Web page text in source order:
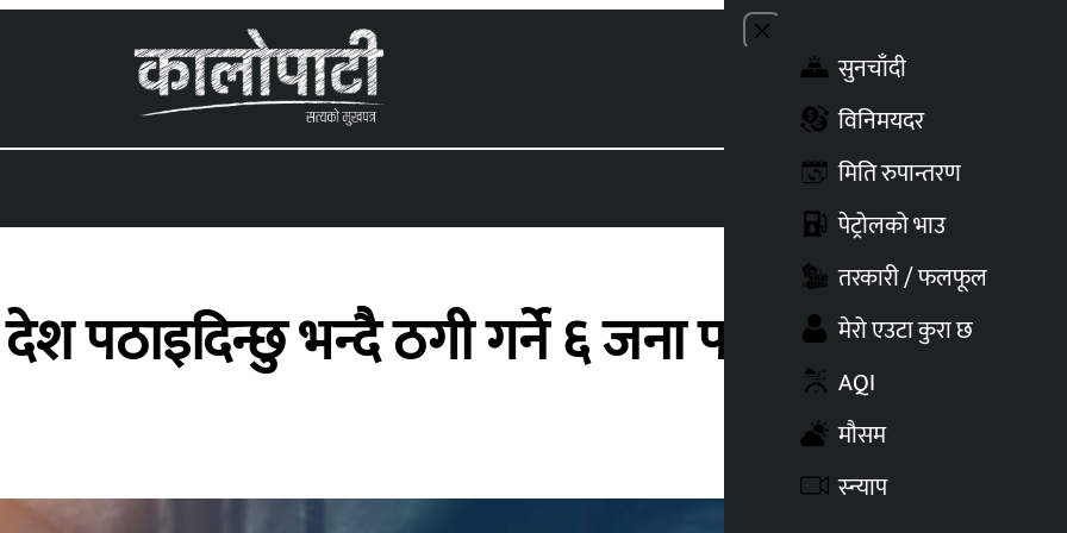
Close menu
सुनचाँदी
विनिमयदर
मिति रुपान्तरण
पेट्रोलको भाउ
तरकारी / फलफूल
मेरो एउटा कुरा छ
AQI
मौसम
स्न्याप
देश पठाइदिन्छु भन्दै ठगी गर्ने ६ जना पक्राउ